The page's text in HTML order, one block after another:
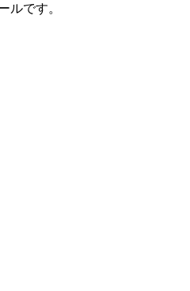
ルです。